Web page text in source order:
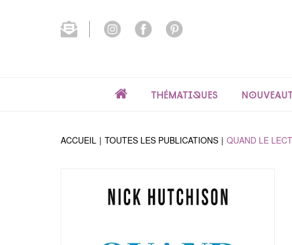
Thématiques
ACCUEIL TOUTES LES PUBLICATIONS QUAND LE